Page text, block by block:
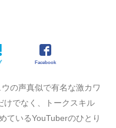
Facebook
の声真似で有名な激カワ
けでなく、トークスキル
ているYouTuberのひとり